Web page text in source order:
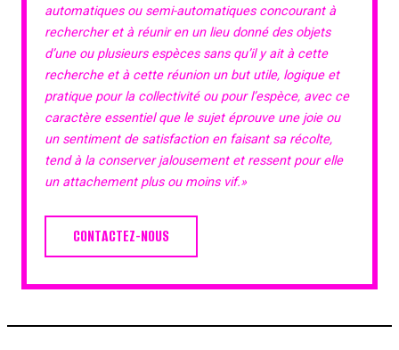
automatiques ou semi-automatiques concourant à
rechercher et à réunir en un lieu donné des objets
d’une ou plusieurs espèces sans qu’il y ait à cette
recherche et à cette réunion un but utile, logique et
pratique pour la collectivité ou pour l’espèce, avec ce
caractère essentiel que le sujet éprouve une joie ou
un sentiment de satisfaction en faisant sa récolte,
tend à la conserver jalousement et ressent pour elle
un attachement plus ou moins vif.»
CONTACTEZ-NOUS